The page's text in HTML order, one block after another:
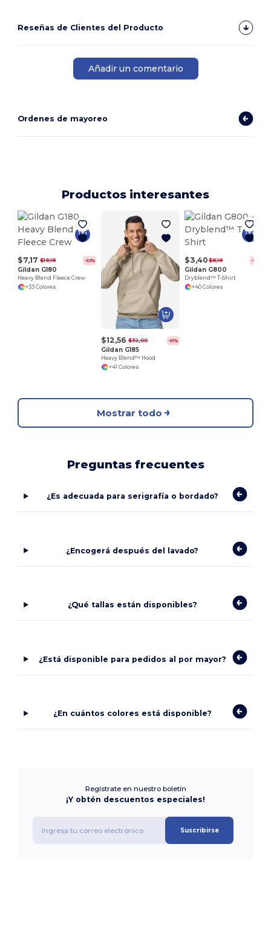
Reseñas de Clientes del Producto
Añadir un comentario
Ordenes de mayoreo
Productos interesantes
$7,17 $19,18 -63%
Gildan G180
Heavy Blend Fleece Crew
+33 Colores
$12,56 $32,00 -61%
Gildan G185
Heavy Blend™ Hood
+41 Colores
$3,40 $8,18 -58%
Gildan G800
Dryblend™ T-Shirt
+40 Colores
Mostrar todo
Preguntas frecuentes
¿Es adecuada para serigrafía o bordado?
¿Encogerá después del lavado?
¿Qué tallas están disponibles?
¿Está disponible para pedidos al por mayor?
¿En cuántos colores está disponible?
Regístrate en nuestro boletín
¡Y obtén descuentos especiales!
Suscribirse